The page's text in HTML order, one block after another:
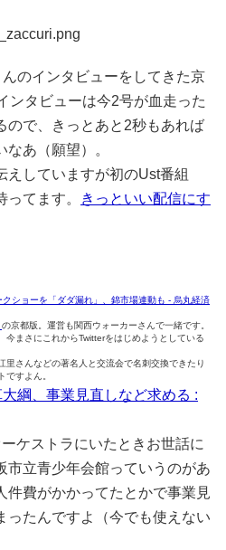
のインタビューをしてきた京
ンタビューは今2号が血走った
ので、きっとあと2秒もあれば
あ（願望）。
えしていますが初のUst番組
ってます。
きっといい配信にす
クショーを「ダダ漏れ」、錦市場連動も - 烏丸経済
の京都版。運営も関西ウォーカーさんで一緒です。
今まさにこれからTwitterをはじめようとしている
里さんなどの著名人と交流会で名刺交換できたり
ですよん。
綱、事業見直しなど求める :
ケストラにいたときお世話に
市立青少年会館っていうのがあ
件費がかかってたとかで事業見
ったんですよ（今でも使えない